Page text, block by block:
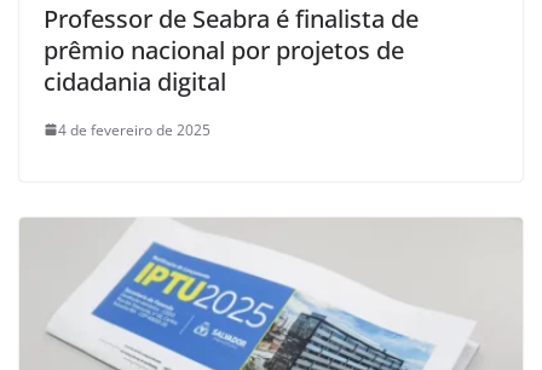
Professor de Seabra é finalista de
prêmio nacional por projetos de
cidadania digital
4 de fevereiro de 2025